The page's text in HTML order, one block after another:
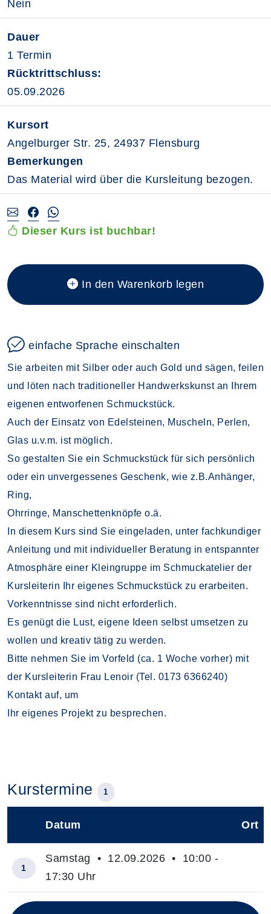
Nein
Dauer
1 Termin
Rücktrittschluss:
05.09.2026
Kursort
Angelburger Str. 25, 24937 Flensburg
Bemerkungen
Das Material wird über die Kursleitung bezogen.
Dieser Kurs ist buchbar!
In den Warenkorb legen
einfache Sprache einschalten
Sie arbeiten mit Silber oder auch Gold und sägen, feilen
und löten nach traditioneller Handwerkskunst an Ihrem
eigenen entworfenen Schmuckstück.
Auch der Einsatz von Edelsteinen, Muscheln, Perlen,
Glas u.v.m. ist möglich.
So gestalten Sie ein Schmuckstück für sich persönlich
oder ein unvergessenes Geschenk, wie z.B.Anhänger,
Ring,
Ohrringe, Manschettenknöpfe o.ä.
In diesem Kurs sind Sie eingeladen, unter fachkundiger
Anleitung und mit individueller Beratung in entspannter
Atmosphäre einer Kleingruppe im Schmuckatelier der
Kursleiterin Ihr eigenes Schmuckstück zu erarbeiten.
Vorkenntnisse sind nicht erforderlich.
Es genügt die Lust, eigene Ideen selbst umsetzen zu
wollen und kreativ tätig zu werden.
Bitte nehmen Sie im Vorfeld (ca. 1 Woche vorher) mit
der Kursleiterin Frau Lenoir (Tel. 0173 6366240)
Kontakt auf, um
Ihr eigenes Projekt zu besprechen.
Kurstermine 1
Insgesamt gibt es 1 Termine zum diesen Kurs
Datum Ort
1
Samstag • 12.09.2026 • 10:00 -
17:30 Uhr